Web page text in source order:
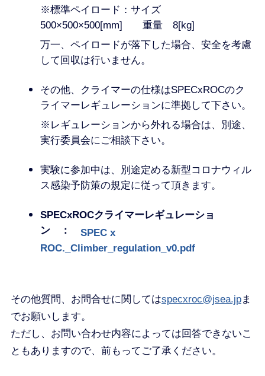
※標準ペイロード：サイズ
500×500×500[mm] 重量 8[kg]
万一、ペイロードが落下した場合、安全を考慮
して回収は行いません。
その他、クライマーの仕様はSPECxROCのク
ライマーレギュレーションに準拠して下さい。
※レギュレーションから外れる場合は、別途、
実行委員会にご相談下さい。
実験に参加中は、別途定める新型コロナウィル
ス感染予防策の規定に従って頂きます。
SPECxROCクライマーレギュレーショ
ン ：SPEC x
ROC._Climber_regulation_v0.pdf
その他質問、お問合せに関してはspecxroc@jsea.jpま
でお願いします。
ただし、お問い合わせ内容によっては回答できないこ
ともありますので、前もってご了承ください。